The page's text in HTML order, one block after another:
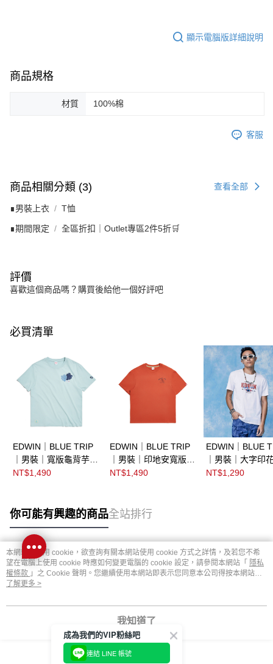
顯示電腦版詳細說明
商品規格
材質 100%棉
客服
商品相關分類 (3) 查看全部
∎男裝上衣 T恤
∎期間限定 全區折扣｜Outlet專區2件5折🛒
評價
喜歡這個商品嗎？購買後給他一個好評吧
必買清單
EDWIN｜BLUE TRIP
｜男裝｜寬版龜背芋短
袖T恤
NT$1,490
EDWIN｜BLUE TRIP
｜男裝｜印地安寬版短
袖T恤
NT$1,490
EDWIN｜BLUE
｜男裝｜大字印
T恤
NT$1,290
你可能有興趣的商品全站排行
熱門標籤
本網站中使用 cookie，欲查詢有關本網站使用 cookie 方式之詳情，及若您不希
望在電腦上使用 cookie 時應如何變更電腦的 cookie 設定，請參閱本網站「 隱私
權條款 」之 Cookie 聲明。您繼續使用本網站即表示您同意本公司得按本網站使
用條款之 Cookie 聲明使用 cookie。
了解更多 >
我知道了
成為我們的VIP粉絲吧
連結 LINE 帳號